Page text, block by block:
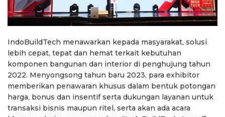
IndoBuildTech menawarkan kepada masyarakat, solusi
lebih cepat, tepat dan hemat terkait kebutuhan
komponen bangunan dan interior di penghujung tahun
2022. Menyongsong tahun baru 2023, para exhibitor
memberikan penawaran khusus dalam bentuk potongan
harga, bonus dan insentif serta dukungan layanan untuk
transaksi bisnis maupun ritel, serta akan ada acara